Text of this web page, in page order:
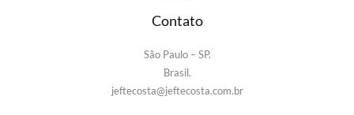
Contato
São Paulo – SP.
Brasil.
jeftecosta@jeftecosta.com.br